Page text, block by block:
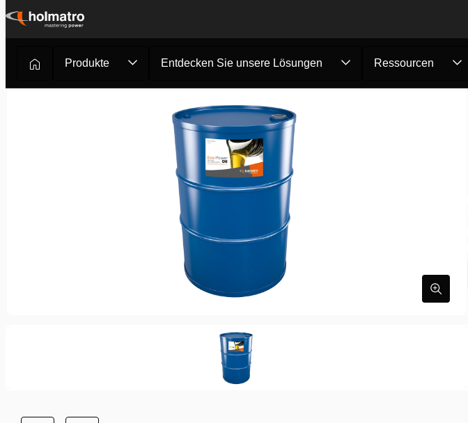
Zum
springenProdukte Entdecken Sie unsere Lösungen Ressourcen
Hydrauliklösungen /Heben /Systemkomponenten /Öle /Hydrauliköl, Eco ...